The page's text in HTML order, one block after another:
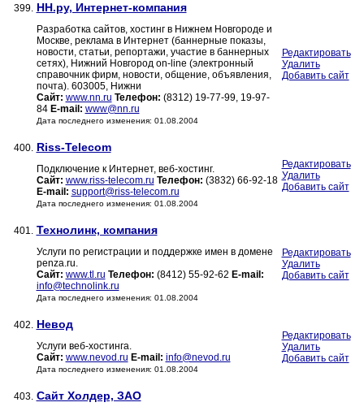
399. НН.ру, Интернет-компания
Разработка сайтов, хостинг в Нижнем Новгороде и
Москве, реклама в Интернет (баннерные показы,
новости, статьи, репортажи, участие в баннерных
сетях), Нижний Новгород on-line (электронный
справочник фирм, новости, общение, объявления,
почта). 603005, Нижни
Сайт: www.nn.ru Телефон: (8312) 19-77-99, 19-97-
84 E-mail: www@nn.ru
Дата последнего изменения: 01.08.2004
Редактировать
Удалить
Добавить сайт
400. Riss-Telecom
Подключение к Интернет, веб-хостинг.
Сайт: www.riss-telecom.ru Телефон: (3832) 66-92-18
E-mail: support@riss-telecom.ru
Дата последнего изменения: 01.08.2004
Редактировать
Удалить
Добавить сайт
401. Технолинк, компания
Услуги по регистрации и поддержке имен в домене
penza.ru.
Сайт: www.tl.ru Телефон: (8412) 55-92-62 E-mail:
info@technolink.ru
Дата последнего изменения: 01.08.2004
Редактировать
Удалить
Добавить сайт
402. Невод
Услуги веб-хостинга.
Сайт: www.nevod.ru E-mail: info@nevod.ru
Дата последнего изменения: 01.08.2004
Редактировать
Удалить
Добавить сайт
403. Сайт Холдер, ЗАО